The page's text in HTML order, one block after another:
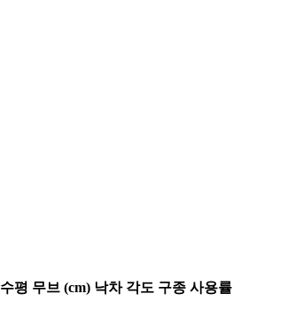
수평 무브 (cm) 낙차 각도 구종 사용률